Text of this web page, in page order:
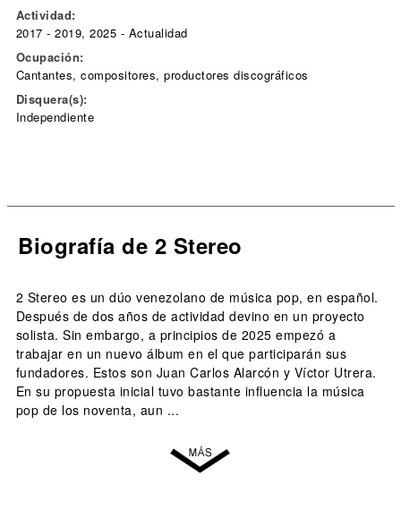
Actividad:
2017 - 2019, 2025 - Actualidad
Ocupación:
Cantantes, compositores, productores discográficos
Disquera(s):
Independiente
Biografía de 2 Stereo
2 Stereo es un dúo venezolano de música pop, en español.
Después de dos años de actividad devino en un proyecto
solista. Sin embargo, a principios de 2025 empezó a
trabajar en un nuevo álbum en el que participarán sus
fundadores. Estos son Juan Carlos Alarcón y Víctor Utrera.
En su propuesta inicial tuvo bastante influencia la música
pop de los noventa, aun ...